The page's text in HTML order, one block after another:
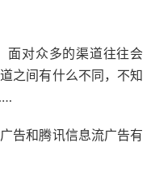
面对众多的渠道往往会
之间有什么不同，不知
告和腾讯信息流广告有